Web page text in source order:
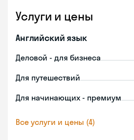
Услуги и цены
Английский язык
Деловой - для бизнеса
Для путешествий
Для начинающих - премиум
Все услуги и цены (4)